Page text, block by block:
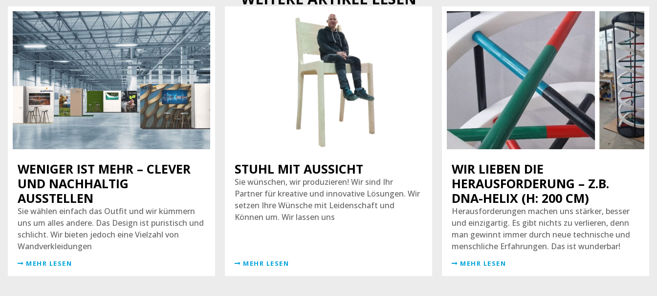
WENIGER IST MEHR – CLEVER
UND NACHHALTIG
AUSSTELLEN
Sie wählen einfach das Outfit und wir kümmern
uns um alles andere. Das Design ist puristisch und
schlicht. Wir bieten jedoch eine Vielzahl von
Wandverkleidungen
MEHR LESEN
STUHL MIT AUSSICHT
Sie wünschen, wir produzieren! Wir sind Ihr
Partner für kreative und innovative Lösungen. Wir
setzen Ihre Wünsche mit Leidenschaft und
Können um. Wir lassen uns
MEHR LESEN
WIR LIEBEN DIE
HERAUSFORDERUNG – Z.B.
DNA-HELIX (H: 200 CM)
Herausforderungen machen uns stärker, besser
und einzigartig. Es gibt nichts zu verlieren, denn
man gewinnt immer durch neue technische und
menschliche Erfahrungen. Das ist wunderbar!
MEHR LESEN